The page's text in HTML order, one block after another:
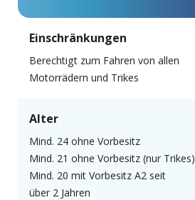
Einschränkungen
Berechtigt zum Fahren von allen
Motorrädern und Trikes
Alter
Mind. 24 ohne Vorbesitz
Mind. 21 ohne Vorbesitz (nur Trikes)
Mind. 20 mit Vorbesitz A2 seit
über 2 Jahren